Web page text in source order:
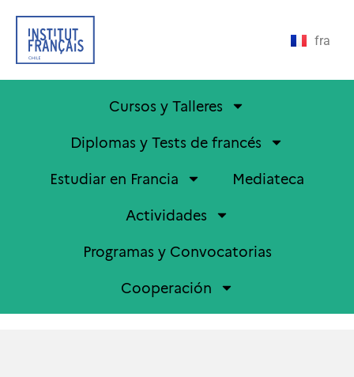
fra
Cursos y Talleres
Diplomas y Tests de francés
Estudiar en Francia
Mediateca
Actividades
Programas y Convocatorias
Cooperación